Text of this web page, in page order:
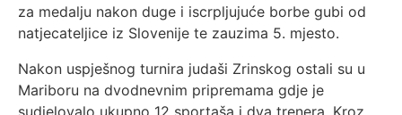
za medalju nakon duge i iscrpljujuće borbe gubi od
natjecateljice iz Slovenije te zauzima 5. mjesto.
Nakon uspješnog turnira judaši Zrinskog ostali su u
Mariboru na dvodnevnim pripremama gdje je
sudjelovalo ukupno 12 sportaša i dva trenera. Kroz